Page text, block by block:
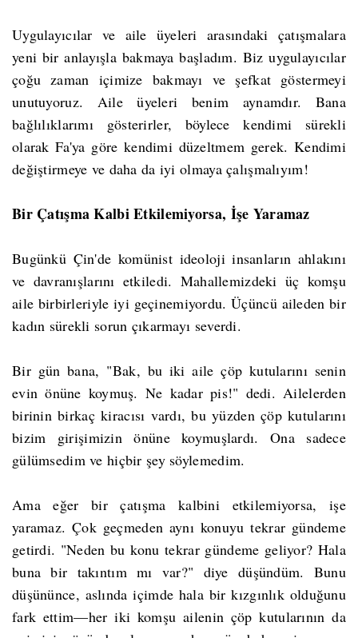
Uygulayıcılar ve aile üyeleri arasındaki çatışmalara
yeni bir anlayışla bakmaya başladım. Biz uygulayıcılar
çoğu zaman içimize bakmayı ve şefkat göstermeyi
unutuyoruz. Aile üyeleri benim aynamdır. Bana
bağlılıklarımı gösterirler, böylece kendimi sürekli
olarak Fa'ya göre kendimi düzeltmem gerek. Kendimi
değiştirmeye ve daha da iyi olmaya çalışmalıyım!
Bir Çatışma Kalbi Etkilemiyorsa, İşe Yaramaz
Bugünkü Çin'de komünist ideoloji insanların ahlakını
ve davranışlarını etkiledi. Mahallemizdeki üç komşu
aile birbirleriyle iyi geçinemiyordu. Üçüncü aileden bir
kadın sürekli sorun çıkarmayı severdi.
Bir gün bana, "Bak, bu iki aile çöp kutularını senin
evin önüne koymuş. Ne kadar pis!" dedi. Ailelerden
birinin birkaç kiracısı vardı, bu yüzden çöp kutularını
bizim girişimizin önüne koymuşlardı. Ona sadece
gülümsedim ve hiçbir şey söylemedim.
Ama eğer bir çatışma kalbini etkilemiyorsa, işe
yaramaz. Çok geçmeden aynı konuyu tekrar gündeme
getirdi. "Neden bu konu tekrar gündeme geliyor? Hala
buna bir takıntım mı var?" diye düşündüm. Bunu
düşününce, aslında içimde hala bir kızgınlık olduğunu
fark ettim—her iki komşu ailenin çöp kutularının da